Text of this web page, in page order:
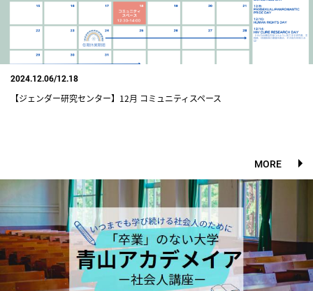
2024.12.06/12.18
【ジェンダー研究センター】12月 コミュニティスペース
MORE